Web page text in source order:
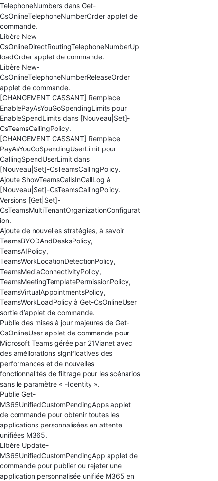
TelephoneNumbers dans Get-
CsOnlineTelephoneNumberOrder applet de
commande.
Libère New-
CsOnlineDirectRoutingTelephoneNumberUp
loadOrder applet de commande.
Libère New-
CsOnlineTelephoneNumberReleaseOrder
applet de commande.
[CHANGEMENT CASSANT] Remplace
EnablePayAsYouGoSpendingLimits pour
EnableSpendLimits dans [Nouveau|Set]-
CsTeamsCallingPolicy.
[CHANGEMENT CASSANT] Remplace
PayAsYouGoSpendingUserLimit pour
CallingSpendUserLimit dans
[Nouveau|Set]-CsTeamsCallingPolicy.
Ajoute ShowTeamsCallsInCallLog à
[Nouveau|Set]-CsTeamsCallingPolicy.
Versions [Get|Set]-
CsTeamsMultiTenantOrganizationConfigurat
ion.
Ajoute de nouvelles stratégies, à savoir
TeamsBYODAndDesksPolicy,
TeamsAIPolicy,
TeamsWorkLocationDetectionPolicy,
TeamsMediaConnectivityPolicy,
TeamsMeetingTemplatePermissionPolicy,
TeamsVirtualAppointmentsPolicy,
TeamsWorkLoadPolicy à Get-CsOnlineUser
sortie d’applet de commande.
Publie des mises à jour majeures de Get-
CsOnlineUser applet de commande pour
Microsoft Teams gérée par 21Vianet avec
des améliorations significatives des
performances et de nouvelles
fonctionnalités de filtrage pour les scénarios
sans le paramètre « -Identity ».
Publie Get-
M365UnifiedCustomPendingApps applet
de commande pour obtenir toutes les
applications personnalisées en attente
unifiées M365.
Libère Update-
M365UnifiedCustomPendingApp applet de
commande pour publier ou rejeter une
application personnalisée unifiée M365 en